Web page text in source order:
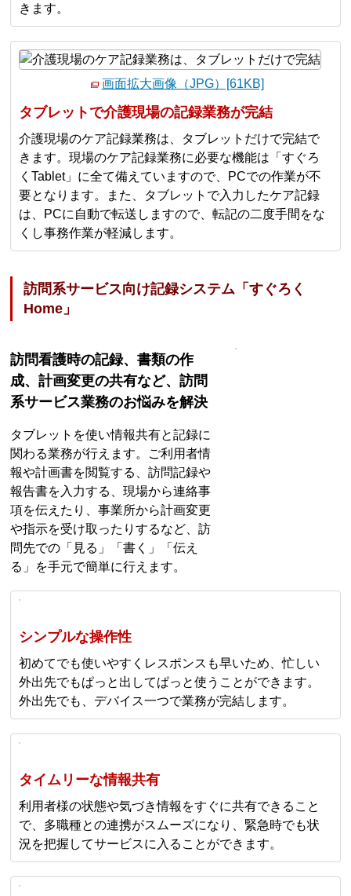
きます。
画面拡大画像（JPG）[61KB]
タブレットで介護現場の記録業務が完結
介護現場のケア記録業務は、タブレットだけで完結で
きます。現場のケア記録業務に必要な機能は「すぐろ
くTablet」に全て備えていますので、PCでの作業が不
要となります。また、タブレットで入力したケア記録
は、PCに自動で転送しますので、転記の二度手間をな
くし事務作業が軽減します。
訪問系サービス向け記録システム「すぐろく
Home」
訪問看護時の記録、書類の作
成、計画変更の共有など、訪問
系サービス業務のお悩みを解決
タブレットを使い情報共有と記録に
関わる業務が行えます。ご利用者情
報や計画書を閲覧する、訪問記録や
報告書を入力する、現場から連絡事
項を伝えたり、事業所から計画変更
や指示を受け取ったりするなど、訪
問先での「見る」「書く」「伝え
る」を手元で簡単に行えます。
シンプルな操作性
初めてでも使いやすくレスポンスも早いため、忙しい
外出先でもぱっと出してぱっと使うことができます。
外出先でも、デバイス一つで業務が完結します。
タイムリーな情報共有
利用者様の状態や気づき情報をすぐに共有できること
で、多職種との連携がスムーズになり、緊急時でも状
況を把握してサービスに入ることができます。